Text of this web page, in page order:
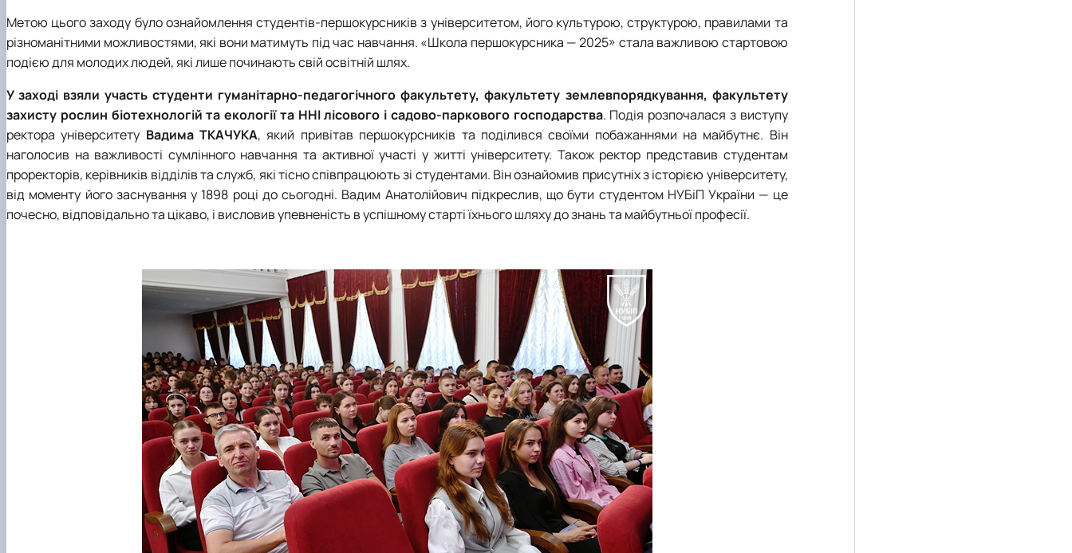
Метою цього заходу було ознайомлення студентів-першокурсників з університетом, його культурою, структурою, правилами та
різноманітними можливостями, які вони матимуть під час навчання. «Школа першокурсника — 2025» стала важливою стартовою
подією для молодих людей, які лише починають свій освітній шлях.
У заході взяли участь студенти гуманітарно-педагогічного факультету, факультету землевпорядкування, факультету
захисту рослин біотехнологій та екології та ННІ лісового і садово-паркового господарства. Подія розпочалася з виступу
ректора університету Вадима ТКАЧУКА, який привітав першокурсників та поділився своїми побажаннями на майбутнє. Він
наголосив на важливості сумлінного навчання та активної участі у житті університету. Також ректор представив студентам
проректорів, керівників відділів та служб, які тісно співпрацюють зі студентами. Він ознайомив присутніх з історією університету,
від моменту його заснування у 1898 році до сьогодні. Вадим Анатолійович підкреслив, що бути студентом НУБіП України — це
почесно, відповідально та цікаво, і висловив упевненість в успішному старті їхнього шляху до знань та майбутньої професії.